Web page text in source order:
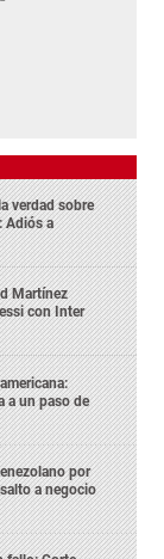
verdad sobre
Adiós a
Martínez
con Inter
a un paso de
por
a negocio